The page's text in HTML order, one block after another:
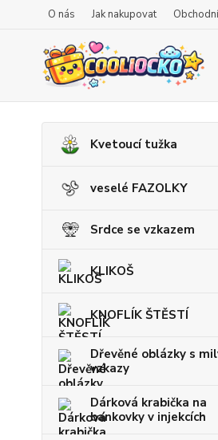
O nás Jak nakupovat
Kvetoucí tužka
veselé FAZOLKY
Srdce se vzkazem
KLIKOŠ
KNOFLÍK ŠTĚSTÍ
Dřevěné oblázky s
vzkazy
Dárková krabička na
bankovky v injekcích